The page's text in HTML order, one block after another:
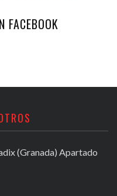
FACEBOOK
(Granada) Apartado